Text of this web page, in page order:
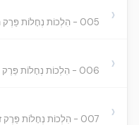
005 - הִלְכוֹת נְחָלוֹת פֵּרֶק ה ›
006 - הִלְכוֹת נְחָלוֹת פֵּרֶק ו ›
007 - הִלְכוֹת נְחָלוֹת פֵּרֶק ז ›